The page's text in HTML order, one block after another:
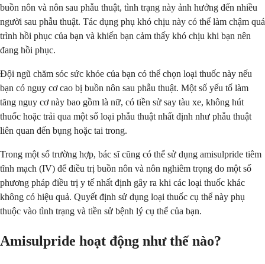
buồn nôn và nôn sau phẫu thuật, tình trạng này ảnh hưởng đến nhiều
người sau phẫu thuật. Tác dụng phụ khó chịu này có thể làm chậm quá
trình hồi phục của bạn và khiến bạn cảm thấy khó chịu khi bạn nên
đang hồi phục.
Đội ngũ chăm sóc sức khỏe của bạn có thể chọn loại thuốc này nếu
bạn có nguy cơ cao bị buồn nôn sau phẫu thuật. Một số yếu tố làm
tăng nguy cơ này bao gồm là nữ, có tiền sử say tàu xe, không hút
thuốc hoặc trải qua một số loại phẫu thuật nhất định như phẫu thuật
liên quan đến bụng hoặc tai trong.
Trong một số trường hợp, bác sĩ cũng có thể sử dụng amisulpride tiêm
tĩnh mạch (IV) để điều trị buồn nôn và nôn nghiêm trọng do một số
phương pháp điều trị y tế nhất định gây ra khi các loại thuốc khác
không có hiệu quả. Quyết định sử dụng loại thuốc cụ thể này phụ
thuộc vào tình trạng và tiền sử bệnh lý cụ thể của bạn.
Amisulpride hoạt động như thế nào?